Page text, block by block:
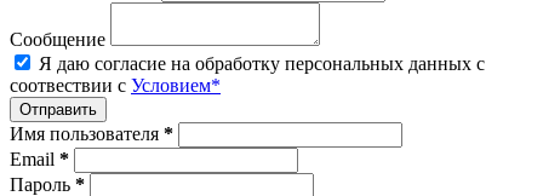
Сообщение
Я даю согласие на обработку персональных данных с
соотвествии с Условием*
Отправить
Имя пользователя *
Email *
Пароль *